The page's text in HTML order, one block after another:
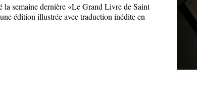
semaine dernière «Le Grand Livre de Saint
édition illustrée avec traduction inédite en